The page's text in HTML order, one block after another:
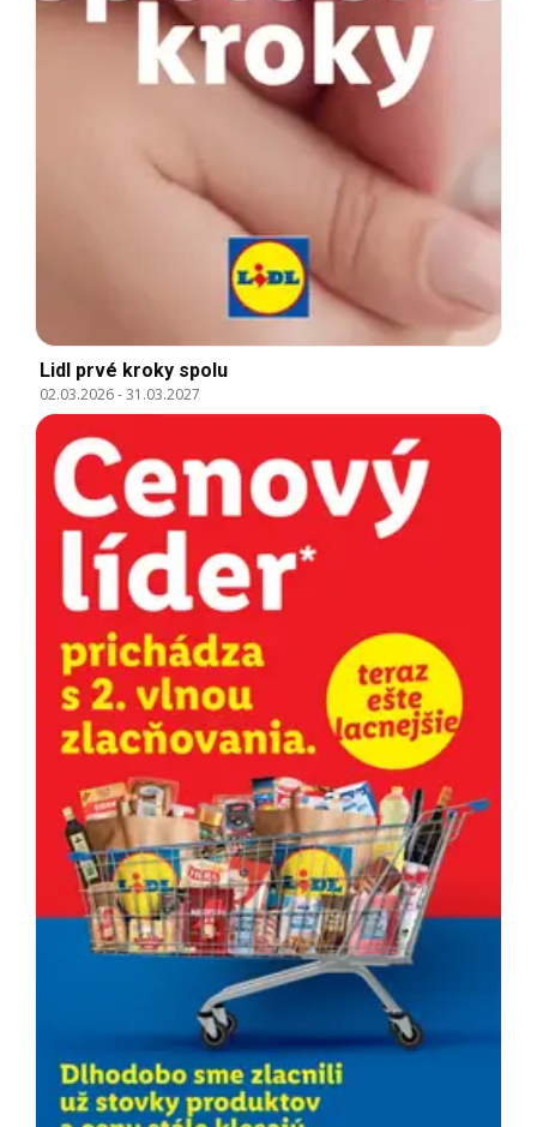
Lidl prvé kroky spolu
02.03.2026-31.03.2027